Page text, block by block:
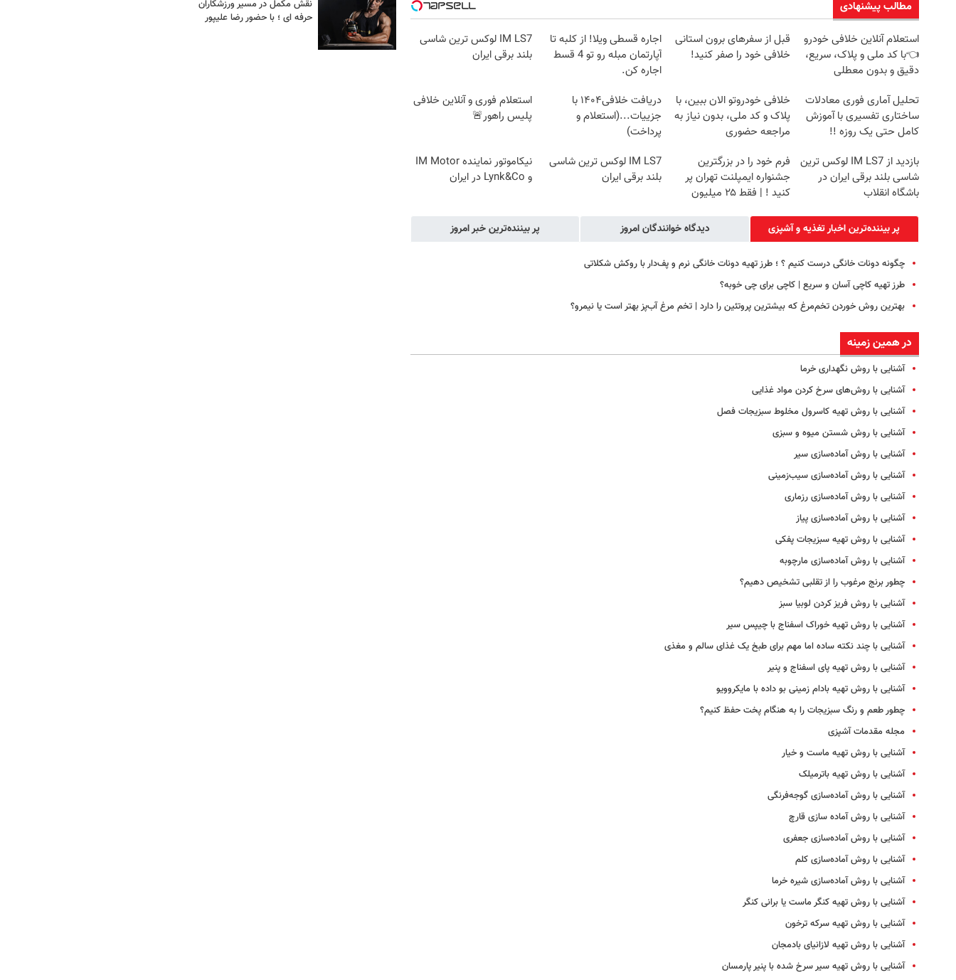
مطالب پیشنهادی
استعلام آنلاین خلافی خودرو
👈با کد ملی و پلاک، سریع،
دقیق و بدون معطلی
قبل از سفرهای برون استانی
خلافی خود را صفر کنید!
اجاره‌ قسطی ویلا! از کلبه تا
آپارتمان مبله رو تو 4 قسط
اجاره کن.
IM LS7 لوکس ترین شاسی
بلند برقی ایران
تحلیل آماری فوری معادلات
ساختاری تفسیری با آموزش
کامل حتی یک روزه !!
خلافی خودروتو الان ببین، با
پلاک و کد ملی، بدون نیاز به
مراجعه حضوری
دریافت خلافی۱۴۰۴ با
جزییات...(استعلام و
پرداخت)
استعلام فوری و آنلاین خلافی
پلیس راهور🚨
بازدید از IM LS7 لوکس ترین
شاسی بلند برقی ایران در
باشگاه انقلاب
فرم خود را در بزرگترین
جشنواره ایمپلنت تهران پر
کنید ! | فقط ۲۵ میلیون
IM LS7 لوکس ترین شاسی
بلند برقی ایران
نیکاموتور نماینده IM Motor
و Lynk&Co در ایران
پر بیننده‌ترین اخبار تغذیه و آشپزی دیدگاه خوانندگان امروز پر بیننده‌ترین خبر امروز
چگونه دونات خانگی درست کنیم ؟ ؛ طرز تهیه دونات خانگی نرم و پف‌دار با روکش شکلاتی
طرز تهیه کاچی آسان و سریع | کاچی برای چی خوبه؟
بهترین روش خوردن تخم‌مرغ که بیشترین پروتئین را دارد | تخم مرغ آب‌پز بهتر است یا نیمرو؟
در همین زمینه
آشنایی با روش نگهداری خرما
آشنایی با روش‌های سرخ کردن مواد غذایی
آشنایی با روش تهیه کاسرول مخلوط سبزیجات فصل
آشنایی با روش شستن میوه‌ و سبزی
آشنایی با روش آماده‌سازی سیر
آشنایی با روش آماده‌سازی سیب‌زمینی
آشنایی با روش آماده‌سازی رزماری
آشنایی با روش آماده‌سازی پیاز
آشنایی با روش تهیه سبزیجات پفکی
آشنایی با روش آماده‌سازی مارچوبه
چطور برنج مرغوب را از تقلبی تشخیص دهیم؟
آشنایی با روش فریز کردن لوبیا سبز
آشنایی با روش تهیه خوراک اسفناج با چیپس سیر
آشنایی با چند نکته ساده اما مهم برای طبخ یک غذای سالم و مغذی
آشنایی با روش تهیه پای اسفناج و پنیر
آشنایی با روش تهیه بادام زمینی بو داده با مایکروویو
چطور طعم و رنگ سبزیجات را به هنگام پخت حفظ کنیم؟
مجله مقدمات آشپزی
آشنایی با روش تهیه ماست و خیار
آشنایی با روش تهیه باترمیلک
آشنایی با روش آماده‌سازی گوجه‌فرنگی
آشنایی با روش آماده سازی قارچ
آشنایی با روش آماده‌سازی جعفری
آشنایی با روش آماده‌سازی کلم
آشنایی با روش آماده‌سازی شیره خرما
آشنایی با روش تهیه کنگر ماست یا برانی کنگر
آشنایی با روش تهیه سرکه ترخون
آشنایی با روش تهیه لازانیای بادمجان
آشنایی با روش تهیه سیر سرخ شده با پنیر پارمسان
نقش مکمل در مسیر ورزشکاران
حرفه ای ؛ با حضور رضا علیپور